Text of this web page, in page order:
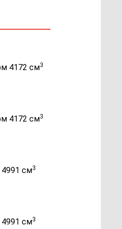
4172 см3
4172 см3
4991 см3
4991 см3